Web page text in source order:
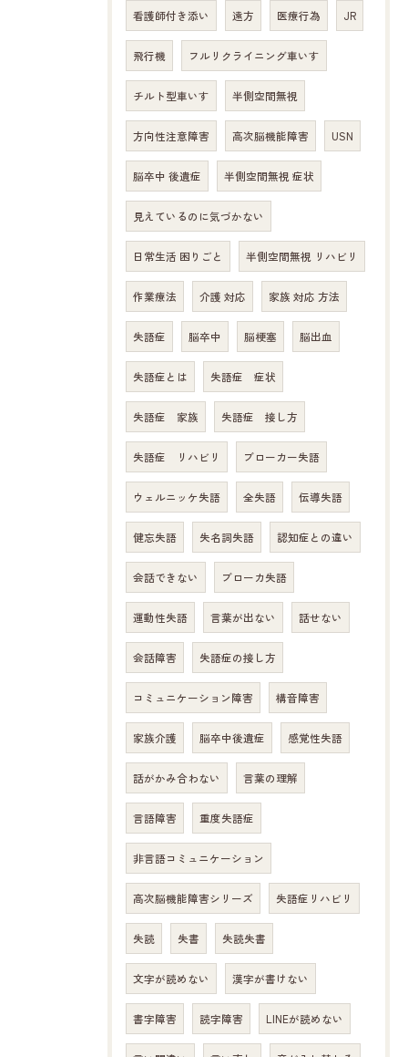
看護師付き添い 遠方 医療行為 JR
飛行機 フルリクライニング車いす
チルト型車いす 半側空間無視
方向性注意障害 高次脳機能障害 USN
脳卒中 後遺症 半側空間無視 症状
見えているのに気づかない
日常生活 困りごと 半側空間無視 リハビリ
作業療法 介護 対応 家族 対応 方法
失語症 脳卒中 脳梗塞 脳出血
失語症とは 失語症 症状
失語症 家族 失語症 接し方
失語症 リハビリ ブローカー失語
ウェルニッケ失語 全失語 伝導失語
健忘失語 失名詞失語 認知症との違い
会話できない ブローカ失語
運動性失語 言葉が出ない 話せない
会話障害 失語症の接し方
コミュニケーション障害 構音障害
家族介護 脳卒中後遺症 感覚性失語
話がかみ合わない 言葉の理解
言語障害 重度失語症
非言語コミュニケーション
高次脳機能障害シリーズ 失語症リハビリ
失読 失書 失読失書
文字が読めない 漢字が書けない
書字障害 読字障害 LINEが読めない